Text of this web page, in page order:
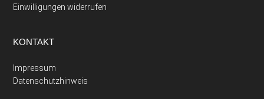
Einwilligungen widerrufen
KONTAKT
Impressum
Datenschutzhinweis